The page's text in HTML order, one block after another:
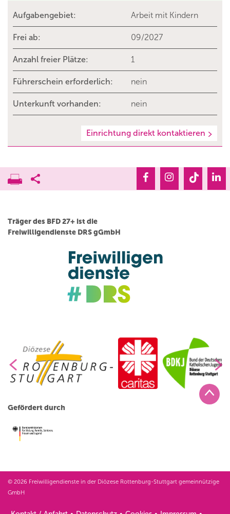
Aufgabengebiet: Arbeit mit Kindern
Frei ab: 09/2027
Anzahl freier Plätze: 1
Führerschein erforderlich: nein
Unterkunft vorhanden: nein
Einrichtung direkt kontaktieren
Träger des BFD 27+ ist die
Freiwilligendienste DRS gGmbH
Gefördert durch
© 2026 Freiwilligendienste in der Diözese Rottenburg-Stuttgart gemeinnützige
GmbH